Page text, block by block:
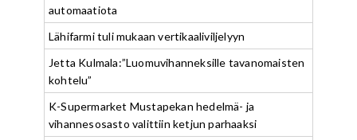
automaatiota
Lähifarmi tuli mukaan vertikaaliviljelyyn
Jetta Kulmala:”Luomuvihanneksille tavanomaisten
kohtelu”
K-Supermarket Mustapekan hedelmä- ja
vihannesosasto valittiin ketjun parhaaksi